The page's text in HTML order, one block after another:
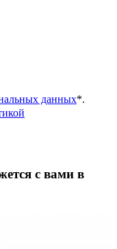
данных*.
с вами в